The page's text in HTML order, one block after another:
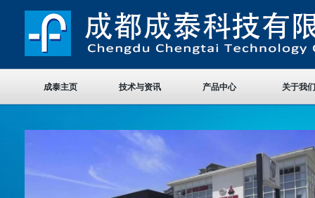
成泰主页 技术与资讯 产品中心 关于我